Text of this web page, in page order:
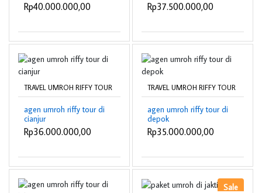
Rp40.000.000,00 Rp37.500.000,00
TRAVEL UMROH RIFFY TOUR
agen umroh riffy tour di
cianjur
Rp36.000.000,00
TRAVEL UMROH RIFFY TOUR
agen umroh riffy tour di
depok
Rp35.000.000,00
Sale